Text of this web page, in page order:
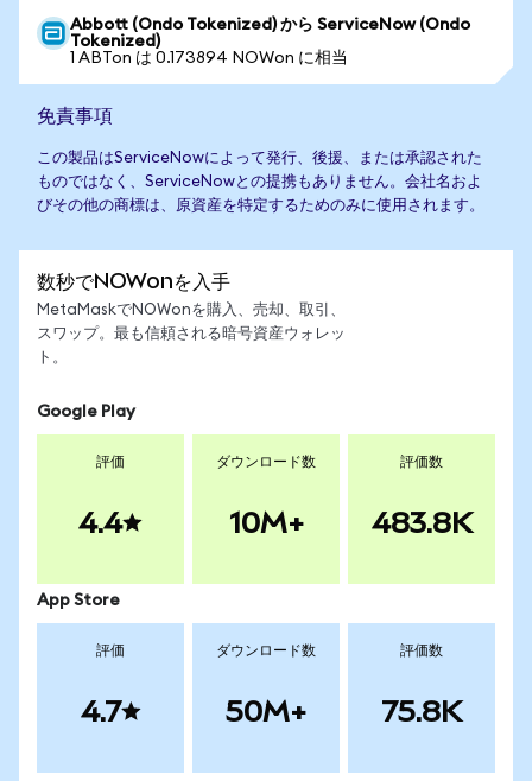
Abbott (Ondo Tokenized) から ServiceNow (Ondo
Tokenized)
1 ABTon は 0.173894 NOWon に相当
免責事項
この製品はServiceNowによって発行、後援、または承認された
ものではなく、ServiceNowとの提携もありません。会社名およ
びその他の商標は、原資産を特定するためのみに使用されます。
数秒でNOWonを入手
MetaMaskでNOWonを購入、売却、取引、
スワップ。最も信頼される暗号資産ウォレッ
ト。
Google Play
評価
4.4
ダウンロード数
10M+
評価数
483.8K
App Store
評価
4.7
ダウンロード数
50M+
評価数
75.8K